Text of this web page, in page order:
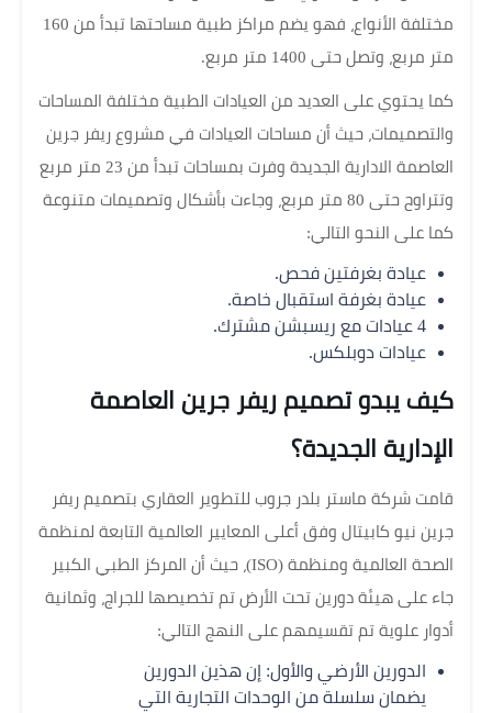
مختلفة الأنواع، فهو يضم مراكز طبية مساحتها تبدأ من 160
متر مربع، وتصل حتى 1400 متر مربع.
كما يحتوي على العديد من العيادات الطبية مختلفة المساحات
والتصميمات، حيث أن مساحات العيادات في مشروع ريفر جرين
العاصمة الادارية الجديدة وفرت بمساحات تبدأ من 23 متر مربع
وتتراوح حتى 80 متر مربع، وجاءت بأشكال وتصميمات متنوعة
كما على النحو التالي:
عيادة بغرفتين فحص.
عيادة بغرفة استقبال خاصة.
4 عيادات مع ريسبشن مشترك.
عيادات دوبلكس.
كيف يبدو تصميم ريفر جرين العاصمة
الإدارية الجديدة؟
قامت شركة ماستر بلدر جروب للتطوير العقاري بتصميم ريفر
جرين نيو كابيتال وفق أعلى المعايير العالمية التابعة لمنظمة
الصحة العالمية ومنظمة (ISO)، حيث أن المركز الطبي الكبير
جاء على هيئة دورين تحت الأرض تم تخصيصها للجراج، وثمانية
أدوار علوية تم تقسيمهم على النهج التالي:
الدورين الأرضي والأول: إن هذين الدورين
يضمان سلسلة من الوحدات التجارية التي